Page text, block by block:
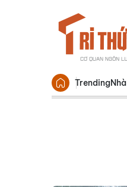
Trending